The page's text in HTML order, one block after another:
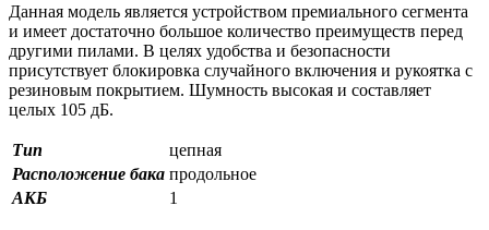
Данная модель является устройством премиального сегмента
и имеет достаточно большое количество преимуществ перед
другими пилами. В целях удобства и безопасности
присутствует блокировка случайного включения и рукоятка с
резиновым покрытием. Шумность высокая и составляет
целых 105 дБ.
Тип
цепная
Расположение бака продольное
АКБ
1